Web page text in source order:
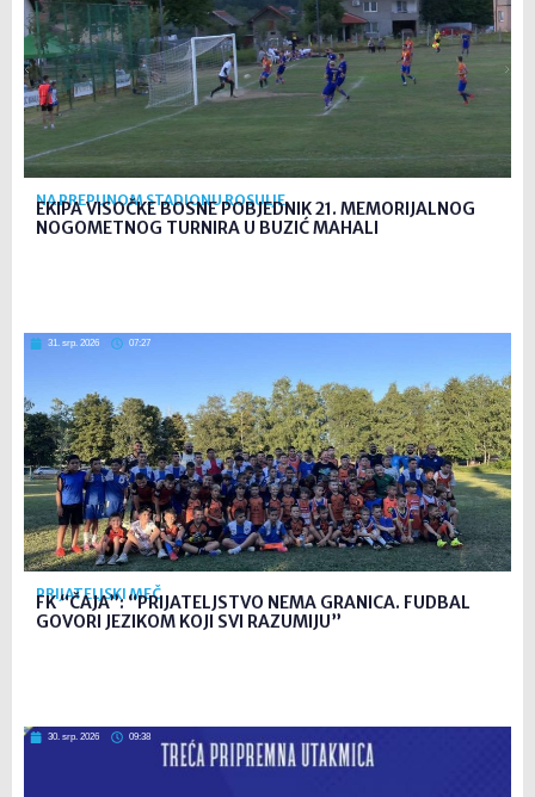
NA PREPUNOM STADIONU ROSULJE
EKIPA VISOČKE BOSNE POBJEDNIK 21. MEMORIJALNOG
NOGOMETNOG TURNIRA U BUZIĆ MAHALI
31. srp. 2026 07:27
PRIJATELJSKI MEČ
FK “ČAJA”: “PRIJATELJSTVO NEMA GRANICA. FUDBAL
GOVORI JEZIKOM KOJI SVI RAZUMIJU”
30. srp. 2026 09:38